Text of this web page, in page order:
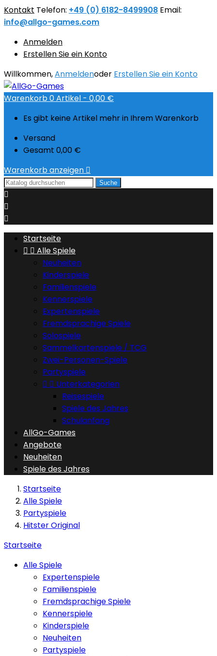
Kontakt Telefon: +49 (0) 6182-8499908 Email:
info@allgo-games.com
Anmelden
Erstellen Sie ein Konto
Willkommen,Anmeldenoder Erstellen Sie ein Konto
Warenkorb0Artikel - 0,00 €
Es gibt keine Artikel mehr in Ihrem Warenkorb
Versand
Gesamt 0,00 €
Warenkorb anzeigen 
Suche



Startseite
  Alle Spiele
Neuheiten
Kinderspiele
Familienspiele
Kennerspiele
Expertenspiele
Fremdsprachige Spiele
Solospiele
Sammelkartenspiele / TCG
Zwei-Personen-Spiele
Partyspiele
  Unterkategorien
Reisespiele
Spiele des Jahres
Schulanfang
AllGo-Games
Angebote
Neuheiten
Spiele des Jahres
Startseite
Alle Spiele
Partyspiele
Hitster Original
Startseite
Alle Spiele
Expertenspiele
Familienspiele
Fremdsprachige Spiele
Kennerspiele
Kinderspiele
Neuheiten
Partyspiele